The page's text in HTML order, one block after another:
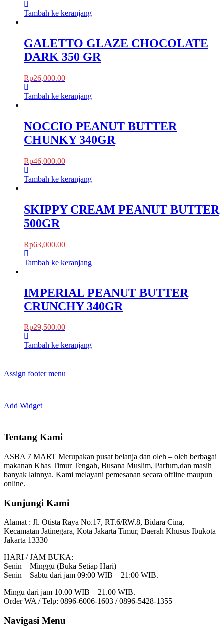
Tambah ke keranjang
GALETTO GLAZE CHOCOLATE
DARK 350 GR
Rp26,000.00
Tambah ke keranjang
NOCCIO PEANUT BUTTER
CHUNKY 340GR
Rp46,000.00
Tambah ke keranjang
SKIPPY CREAM PEANUT BUTTER
500GR
Rp63,000.00
Tambah ke keranjang
IMPERIAL PEANUT BUTTER
CRUNCHY 340GR
Rp29,500.00
Tambah ke keranjang
Assign footer menu
Add Widget
Tentang Kami
ASBA 7 MART Merupakan pusat belanja dan oleh – oleh berbagai
makanan Khas Timur Tengah, Busana Muslim, Parfum,dan masih
banyak lainnya. Kami melayani pemesanan secara offline maupun
online.
Kunjungi Kami
Alamat : Jl. Otista Raya No.17, RT.6/RW.8, Bidara Cina,
Kecamatan Jatinegara, Kota Jakarta Timur, Daerah Khusus Ibukota
Jakarta 13330
HARI / JAM BUKA:
Senin – Minggu (Buka Setiap Hari)
Senin – Sabtu dari jam 09:00 WIB – 21:00 WIB.
Mingu dari jam 10.00 WIB – 21.00 WIB.
Order WA / Telp: 0896-6006-1603 / 0896-5428-1355
Navigasi Menu